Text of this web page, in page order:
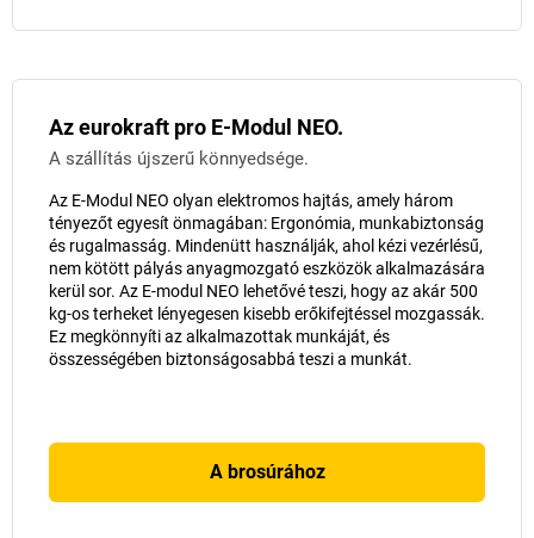
Az eurokraft pro E-Modul NEO.
A szállítás újszerű könnyedsége.
Az E-Modul NEO olyan elektromos hajtás, amely három
tényezőt egyesít önmagában: Ergonómia, munkabiztonság
és rugalmasság. Mindenütt használják, ahol kézi vezérlésű,
nem kötött pályás anyagmozgató eszközök alkalmazására
kerül sor. Az E-modul NEO lehetővé teszi, hogy az akár 500
kg-os terheket lényegesen kisebb erőkifejtéssel mozgassák.
Ez megkönnyíti az alkalmazottak munkáját, és
összességében biztonságosabbá teszi a munkát.
A brosúrához